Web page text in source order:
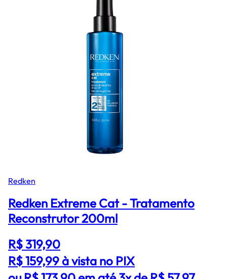
Redken
Redken Extreme Cat - Tratamento
Reconstrutor 200ml
R$ 319,90
R$ 159,99à vista no PIX